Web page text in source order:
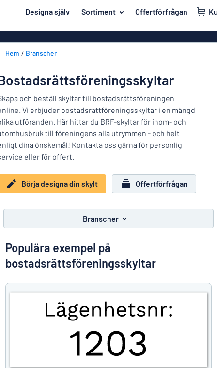
innehålletDesigna själv Sortiment Offertförfrågan
Hus och hem
Kontor & arbetsplats
Namnskyltar
Dekaler
Branscher
Uppmärkning
Trafik och fordon
Arbetsmiljö
Visa alla kategorier
Banderoller
Dekaler
Eco Board
Mest
populära
Material
Hus
och
hem
Kontor
&
Namnskyltar
Offertförfrågan
Logga
Kundservice
Privatperson / Företag
till
din skylt
Hem Branscher
och beställ skyltar till bostadsrättsföreningen
Vi erbjuder bostadsrättföreningsskyltar i en mängd
utföranden. Här hittar du BRF-skyltar för inom- och
till föreningens alla utrymmen - och helt
dina önskemål! Kontakta oss gärna för personlig
eller för offert.
Börja designa din skylt Offertförfrågan
Branscher
Populära exempel på
bostadsrättsföreningsskyltar